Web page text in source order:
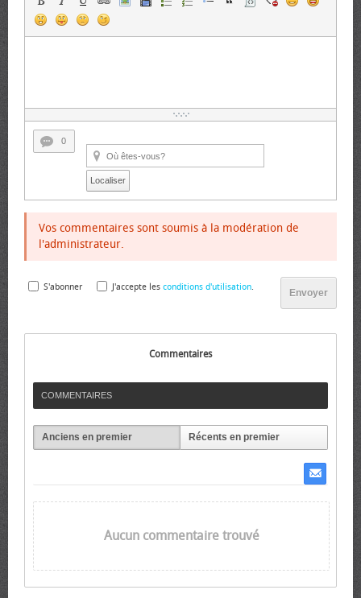
0
Localiser
Vos commentaires sont soumis à la modération de
l'administrateur.
Envoyer
S'abonner J'accepte les conditions d'utilisation.
Commentaires
COMMENTAIRES
Anciens en premier Récents en premier
Aucun commentaire trouvé